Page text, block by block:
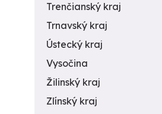
Trenčianský kraj
Trnavský kraj
Ústecký kraj
Vysočina
Žilinský kraj
Zlínský kraj